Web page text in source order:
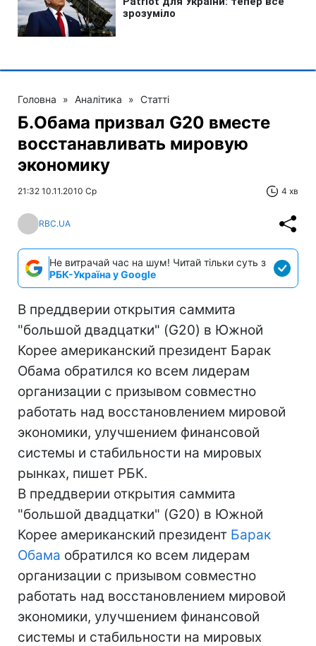
Головна » Аналітика » Статті
Б.Обама призвал G20 вместе
восстанавливать мировую
экономику
21:32 10.11.2010 Ср 4 хв
RBC.UA
Не витрачай час на шум! Читай тільки суть з
РБК-Україна у Google
В преддверии открытия саммита
"большой двадцатки" (G20) в Южной
Корее американский президент Барак
Обама обратился ко всем лидерам
организации с призывом совместно
работать над восстановлением мировой
экономики, улучшением финансовой
системы и стабильности на мировых
рынках, пишет РБК.
В преддверии открытия саммита
"большой двадцатки" (G20) в Южной
Корее американский президент Барак
Обама обратился ко всем лидерам
организации с призывом совместно
работать над восстановлением мировой
экономики, улучшением финансовой
системы и стабильности на мировых